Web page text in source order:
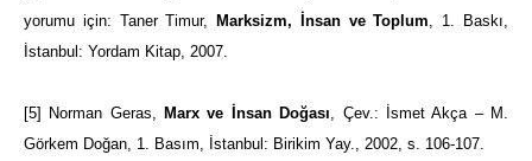
yorumu için: Taner Timur,
Marksizm, İnsan ve Toplum , 1. Baskı,
İstanbul: Yordam Kitap, 2007.
[5] Norman Geras, Marx ve İnsan Doğası , Çev.: İsmet Akça – M.
Görkem Doğan, 1. Basım, İstanbul: Birikim Yay., 2002, s. 106-107.